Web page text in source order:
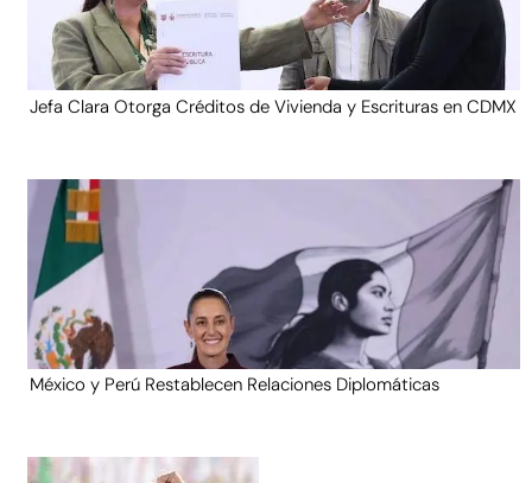
Jefa Clara Otorga Créditos de Vivienda y Escrituras en CDMX
México y Perú Restablecen Relaciones Diplomáticas